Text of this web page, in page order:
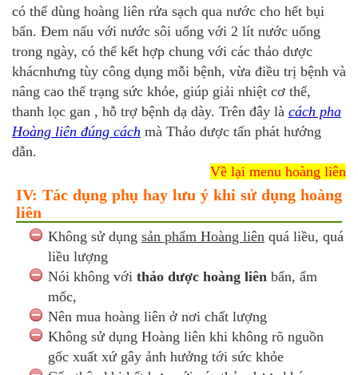
có thể dùng hoàng liên rửa sạch qua nước cho hết bụi
bẩn. Đem nấu với nước sôi uống với 2 lít nước uống
trong ngày, có thể kết hợp chung với các thảo dược
khácnhưng tùy công dụng mỗi bệnh, vừa điều trị bệnh và
nâng cao thể trạng sức khỏe, giúp giải nhiệt cơ thể,
thanh lọc gan , hỗ trợ bệnh dạ dày. Trên đây là cách pha
Hoàng liên đúng cách mà Thảo dược tấn phát hướng
dẫn.
Về lại menu hoàng liên
IV: Tác dụng phụ hay lưu ý khi sử dụng hoàng
liên
Không sử dụng sản phẩm Hoàng liên quá liều, quá
liều lượng
Nói không với thảo dược hoàng liên bẩn, ẩm
mốc,
Nên mua hoàng liên ở nơi chất lượng
Không sử dụng Hoàng liên khi không rõ nguồn
gốc xuất xứ gây ảnh hưởng tới sức khỏe